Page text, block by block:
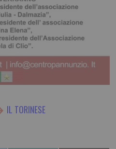
IL TORINESE